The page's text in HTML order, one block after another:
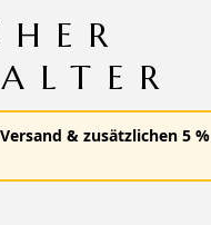
& zusätzlichen 5 %